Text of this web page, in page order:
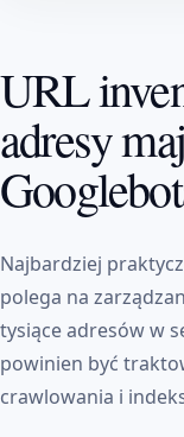
URL
adresy
Najbardziej
polega na
tysiące adresów w
powinien być
crawlowania i